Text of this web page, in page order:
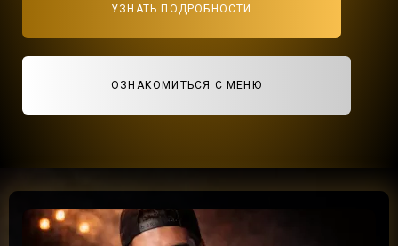
УЗНАТЬ ПОДРОБНОСТИ
ОЗНАКОМИТЬСЯ С МЕНЮ